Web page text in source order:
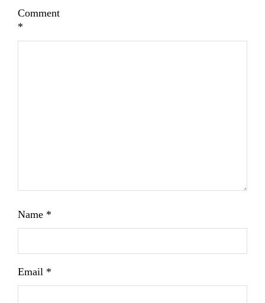
Comment
*
Name *
Email *